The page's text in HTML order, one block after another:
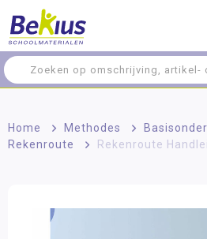
Home > Methodes >
Rekenroute
> Rekenroute